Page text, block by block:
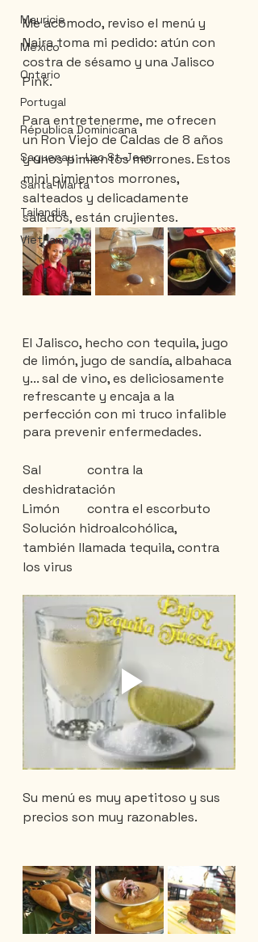
Mauricie
México
Ontario
Portugal
Républica Dominicana
Saguenay - Lac St-Jean
Santa-Marta
Tailandia
Vietnam
Me acomodo, reviso el menú y
Naira toma mi pedido: atún con
costra de sésamo y una Jalisco
Pink.
Para entretenerme, me ofrecen
un Ron Viejo de Caldas de 8 años
y unos pimientos morrones. Estos
mini pimientos morrones,
salteados y delicadamente
salados, están crujientes.
El Jalisco, hecho con tequila, jugo
de limón, jugo de sandía, albahaca
y... sal de vino, es deliciosamente
refrescante y encaja a la
perfección con mi truco infalible
para prevenir enfermedades.
Sal 		contra la
deshidratación
Limón 	contra el escorbuto
Solución hidroalcohólica,
también llamada tequila, contra
los virus
Su menú es muy apetitoso y sus
precios son muy razonables.